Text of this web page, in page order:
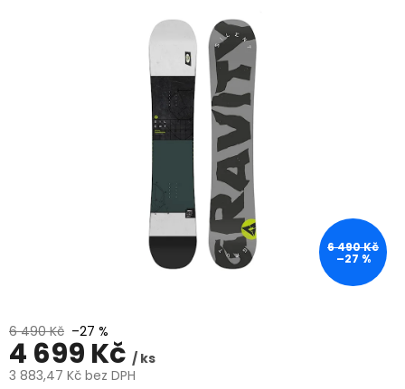
6 490 Kč
–27 %
6 490 Kč –27 %
4 699 Kč / ks
3 883,47 Kč bez DPH